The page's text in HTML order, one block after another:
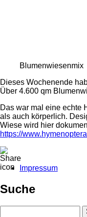
Blumenwiesenmix
Dieses Wochenende
Über 4.600 qm
Das war mal eine echte
als auch körperlich.
Wiese wird hier
https://
Impressum
Suche